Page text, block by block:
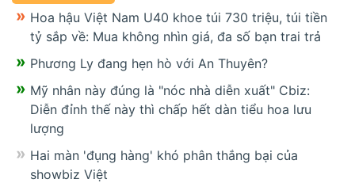
Hoa hậu Việt Nam U40 khoe túi 730 triệu, túi tiền
tỷ sắp về: Mua không nhìn giá, đa số bạn trai trả
Phương Ly đang hẹn hò với An Thuyên?
Mỹ nhân này đúng là "nóc nhà diễn xuất" Cbiz:
Diễn đỉnh thế này thì chấp hết dàn tiểu hoa lưu
lượng
Hai màn 'đụng hàng' khó phân thắng bại của
showbiz Việt